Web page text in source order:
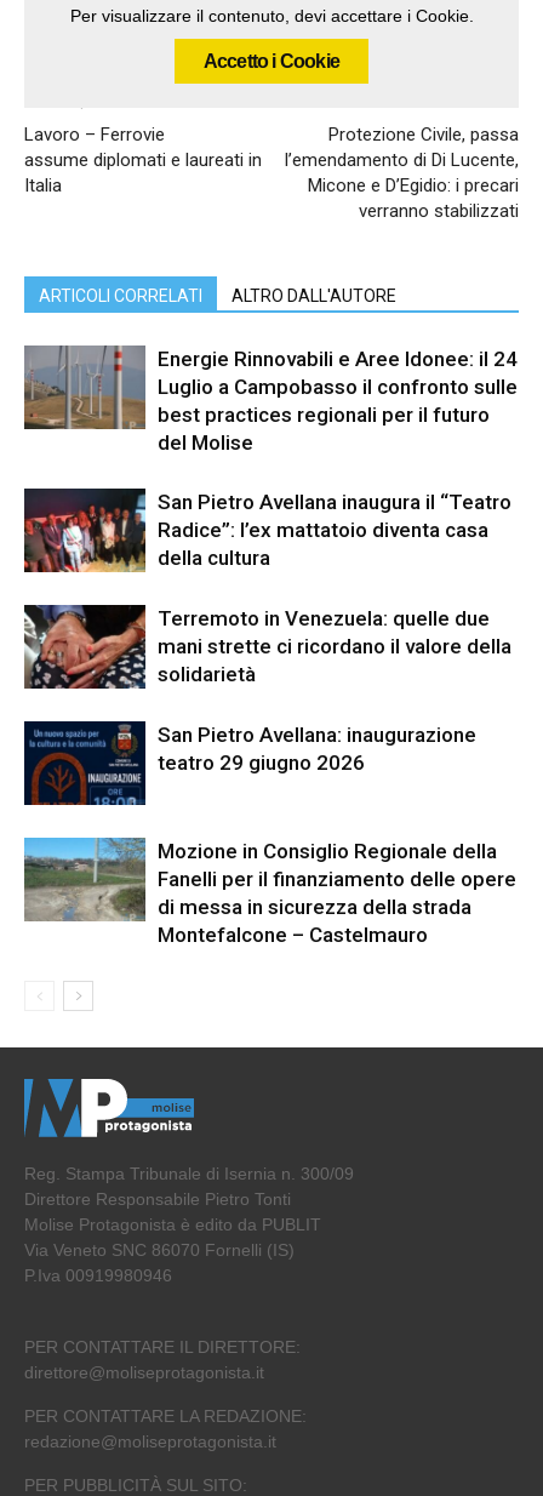
Per visualizzare il contenuto, devi accettare i Cookie.
Accetto i Cookie
Lavoro – Ferrovie
assume diplomati e laureati in
Italia
Protezione Civile, passa
l’emendamento di Di Lucente,
Micone e D’Egidio: i precari
verranno stabilizzati
ARTICOLI CORRELATI ALTRO DALL'AUTORE
Energie Rinnovabili e Aree Idonee: il 24
Luglio a Campobasso il confronto sulle
best practices regionali per il futuro
del Molise
San Pietro Avellana inaugura il “Teatro
Radice”: l’ex mattatoio diventa casa
della cultura
Terremoto in Venezuela: quelle due
mani strette ci ricordano il valore della
solidarietà
San Pietro Avellana: inaugurazione
teatro 29 giugno 2026
Mozione in Consiglio Regionale della
Fanelli per il finanziamento delle opere
di messa in sicurezza della strada
Montefalcone – Castelmauro
Reg. Stampa Tribunale di Isernia n. 300/09
Direttore Responsabile Pietro Tonti
Molise Protagonista è edito da PUBLIT
Via Veneto SNC 86070 Fornelli (IS)
P.Iva 00919980946
PER CONTATTARE IL DIRETTORE:
direttore@moliseprotagonista.it
PER CONTATTARE LA REDAZIONE:
redazione@moliseprotagonista.it
PER PUBBLICITÀ SUL SITO: